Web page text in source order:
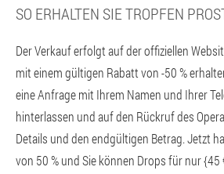
SO ERHALTEN SIE TROPFEN
Der Verkauf erfolgt auf der offiziellen
mit einem gültigen Rabatt von -50 %
eine Anfrage mit Ihrem Namen und Ihrer
hinterlassen und auf den Rückruf des
Details und den endgültigen Betrag. Jetzt
von 50 % und Sie können Drops für nur {45